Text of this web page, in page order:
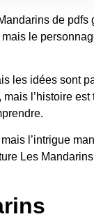
de
le
les idées sont
l’histoire
l’intrigue
Les